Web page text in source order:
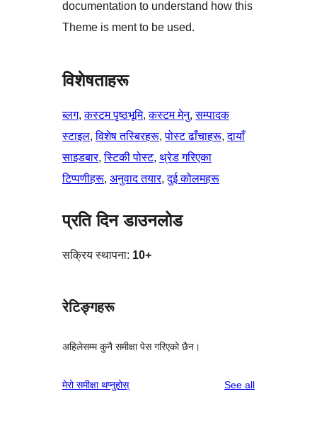
documentation to understand how this
Theme is ment to be used.
विशेषताहरू
ब्लग, कस्टम पृष्ठभूमि, कस्टम मेनु, सम्पादक
स्टाइल, विशेष तस्बिरहरू, पोस्ट ढाँचाहरू, दायाँ
साइडबार, स्टिकी पोस्ट, थ्रेड गरिएका
टिप्पणीहरू, अनुवाद तयार, दुई कोलमहरू
प्रति दिन डाउनलोड
सक्रिय स्थापना: 10+
रेटिङ्गहरू
अहिलेसम्म कुनै समीक्षा पेस गरिएको छैन।
मेरो समीक्षा थप्नुहोस् See allreviews